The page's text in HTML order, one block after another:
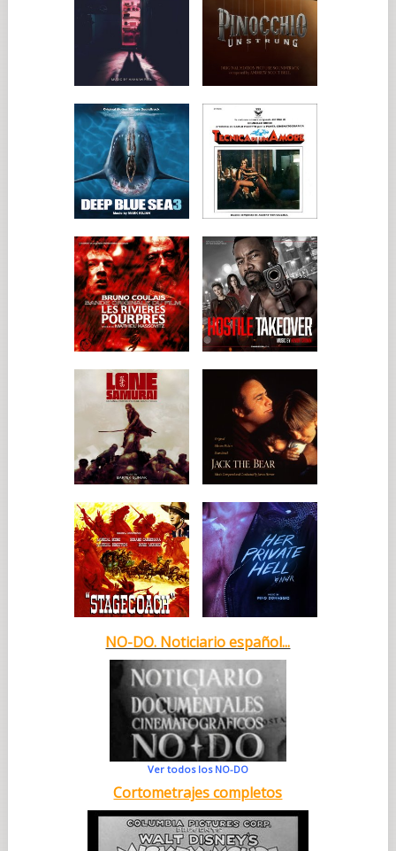
NO-DO. Noticiario español...
Ver todos los NO-DO
Cortometrajes completos